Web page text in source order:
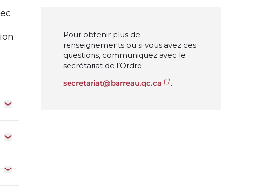
Ouvrir le tiroir Mai 2025
Ouvrir le tiroir Avril 2025
Ouvrir le tiroir Mars 2025
Pour obtenir plus de
renseignements ou si vous avez des
questions, communiquez avec le
secrétariat de l’Ordre
secretariat@barreau.qc.ca
.